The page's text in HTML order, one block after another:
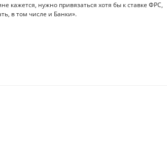
кажется, нужно привязаться хотя бы к ставке ФРС,
в том числе и Банки».